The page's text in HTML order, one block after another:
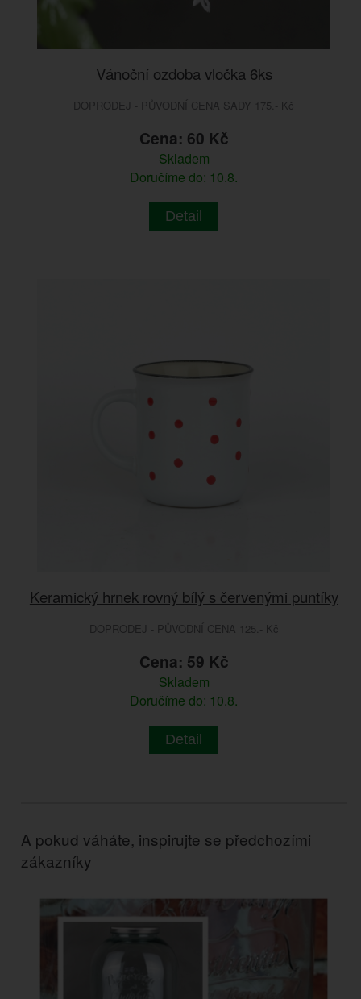
Vánoční ozdoba vločka 6ks
DOPRODEJ - PŮVODNÍ CENA SADY 175.- Kč
Cena: 60 Kč
Skladem
Doručíme do: 10.8.
Detail
Keramický hrnek rovný bílý s červenými puntíky
DOPRODEJ - PŮVODNÍ CENA 125.- Kč
Cena: 59 Kč
Skladem
Doručíme do: 10.8.
Detail
A pokud váháte, inspirujte se předchozími
zákazníky